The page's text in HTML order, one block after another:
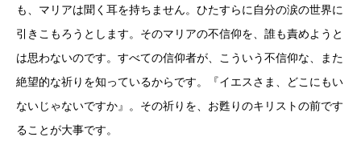
も、マリアは聞く耳を持ちません。ひたすらに自分の涙の世界に
引きこもろうとします。そのマリアの不信仰を、誰も責めようと
は思わないのです。すべての信仰者が、こういう不信仰な、また
絶望的な祈りを知っているからです。『イエスさま、どこにもい
ないじゃないですか』。その祈りを、お甦りのキリストの前です
ることが大事です。